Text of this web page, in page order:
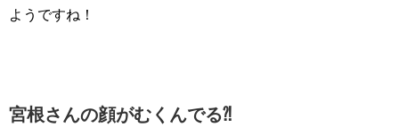
ようですね！
宮根さんの顔がむくんでる⁈